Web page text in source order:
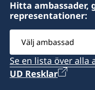
Hitta ambassader,
representationer:
Välj
ambassad
Se en lista över alla
UD Resklar